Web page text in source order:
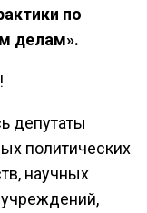
по
делам».
депутаты
политических
научных
учреждений,